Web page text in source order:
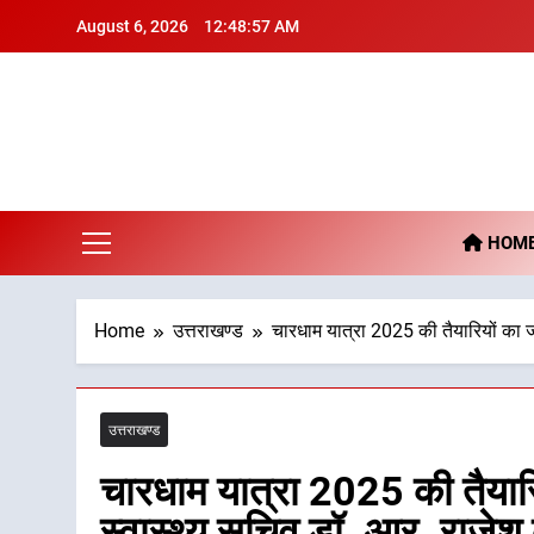
August 6, 2026 12:48:58 AM
Home उत्तराखण्ड चारधाम यात्रा 2025 की तैयारियों
उत्तराखण्ड
चारधाम यात्रा 2025 की